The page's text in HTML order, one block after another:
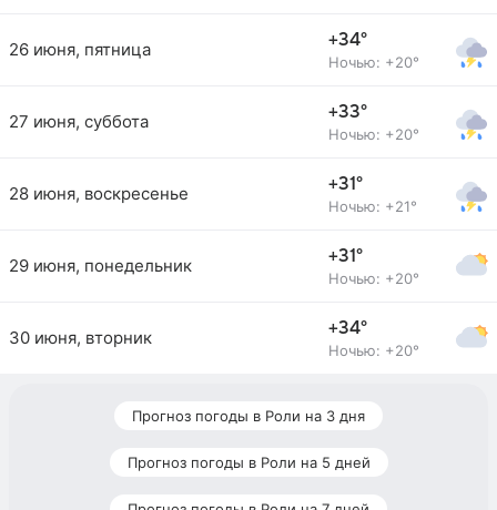
26 июня, пятница +34°
Ночью: +20°
27 июня, суббота +33°
Ночью: +20°
28 июня, воскресенье +31°
Ночью: +21°
29 июня, понедельник +31°
Ночью: +20°
30 июня, вторник +34°
Ночью: +20°
Прогноз погоды в Роли на 3 дня
Прогноз погоды в Роли на 5 дней